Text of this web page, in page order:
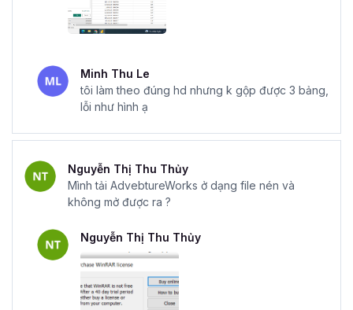
Minh Thu Le
tôi làm theo đúng hd nhưng k gộp được 3 bảng,
lỗi như hình ạ
Nguyễn Thị Thu Thủy
Mình tải AdvebtureWorks ở dạng file nén và
không mở được ra ?
Nguyễn Thị Thu Thủy